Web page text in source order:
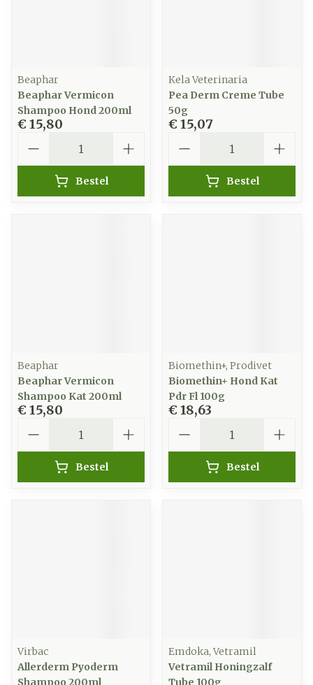
Beaphar
Beaphar Vermicon
Shampoo Hond 200ml
€ 15,80
Bestel
Kela Veterinaria
Pea Derm Creme Tube
50g
€ 15,07
Bestel
Beaphar
Beaphar Vermicon
Shampoo Kat 200ml
€ 15,80
Bestel
Biomethin+, Prodivet
Biomethin+ Hond Kat
Pdr Fl 100g
€ 18,63
Bestel
Virbac
Allerderm Pyoderm
Shampoo 200ml
Emdoka, Vetramil
Vetramil Honingzalf
Tube 100g